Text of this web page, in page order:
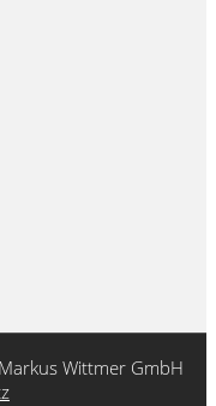
Wittmer GmbH